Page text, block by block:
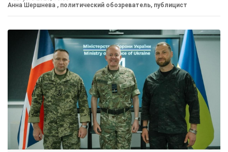
Анна Шершнева , политический обозреватель, публицист